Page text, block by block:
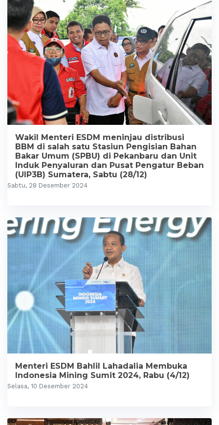
Wakil Menteri ESDM meninjau distribusi
BBM di salah satu Stasiun Pengisian Bahan
Bakar Umum (SPBU) di Pekanbaru dan Unit
Induk Penyaluran dan Pusat Pengatur Beban
(UIP3B) Sumatera, Sabtu (28/12)
Sabtu, 28 Desember 2024
Menteri ESDM Bahlil Lahadalia Membuka
Indonesia Mining Sumit 2024, Rabu (4/12)
Selasa, 10 Desember 2024